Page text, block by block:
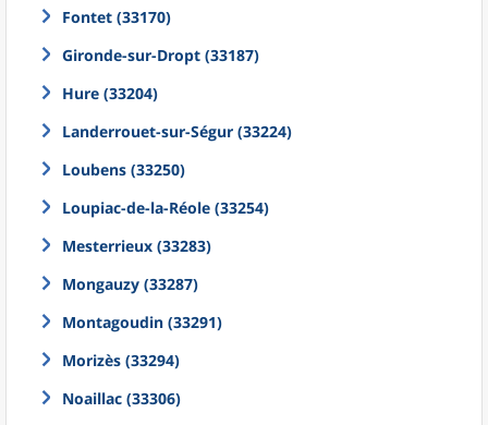
Fontet (33170)
Gironde-sur-Dropt (33187)
Hure (33204)
Landerrouet-sur-Ségur (33224)
Loubens (33250)
Loupiac-de-la-Réole (33254)
Mesterrieux (33283)
Mongauzy (33287)
Montagoudin (33291)
Morizès (33294)
Noaillac (33306)